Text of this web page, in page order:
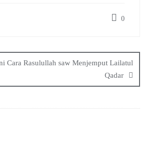
0
Cara Rasulullah saw Menjemput Lailatul
Qadar